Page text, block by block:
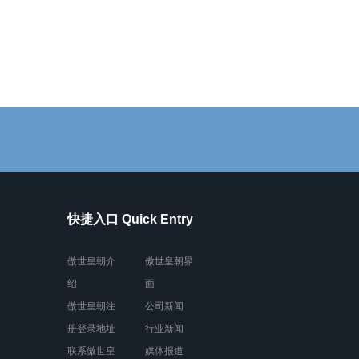
快捷入口 Quick Entry
傲世皇朝介
绍
傲世皇朝注
册登录地址
联系傲世皇
傲世皇朝界
面
公司新闻
行业新闻
媒体报道